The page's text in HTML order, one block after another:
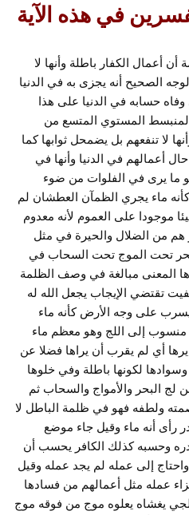
في هذه الآية
أعمال الكفار باطلة وأنها لا
الصحيح أنه يجزى به في الدنيا
حسابه في الدنيا على هذا
المنبسط المستوي المتسع من
لا تنفعهم بل يضمحل ثوابها كما
أعمالهم في الدنيا وأنها في
ما يرى في الفلوات من ضوء
ماء يجري الظمآن العطشان لم
موجودا على العموم لأنه معدوم
هم من الضلال والحيرة في مثل
تحت الموج تحت السحاب في
المعنى مبالغة في وصف الظلمة
تقتضي الإيجاب يجعل الله له
يسرب على وجه الأرض كأنه ماء
منسوب إلى اللج وهو معظم ماء
يرها أي لم يقرب أن يراها فضلا عن
لكونها باطلة وفي خلوها
البحر والأمواج والسحاب ثم
ولطفه فهو في ظلمة الباطل لا
رأى أنه ماء وقيل جاء موضع
وحسبه كذلك الكافر يحسب أن
إلى عمله لم يجد عمله وقيل
عمله مثل أعمالهم من فسادها
يغشاه يعلوه موج من فوقه موج